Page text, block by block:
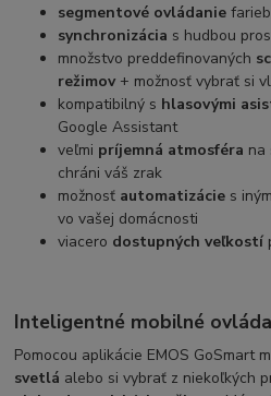
segmentové ovládanie
synchronizácia s hudbou
množstvo preddefinovaných
režimov+ možnosť vybrať si
kompatibilný s hlasovými
Google Assistant
veľmi príjemná atmosféra na
chráni váš zrak
možnosť automatizácie s
vo vašej domácnosti
viacero dostupných veľkostí
Inteligentné mobilné
Pomocou aplikácie EMOS GoSmart
svetlá alebo si vybrať z niekoľkých